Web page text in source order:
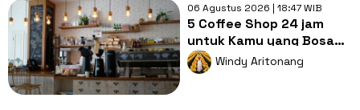
06 Agustus 2026 | 18:47 WIB
5 Coffee Shop 24 jam
untuk Kamu yang Bosan
Nugas di Kos
Windy Aritonang